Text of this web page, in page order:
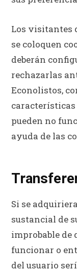
Los visitantes
se coloquen
deberán
rechazarlas
Econolistos,
características
pueden no
ayuda de las
Si se
sustancial de
improbable de
funcionar o
del usuario